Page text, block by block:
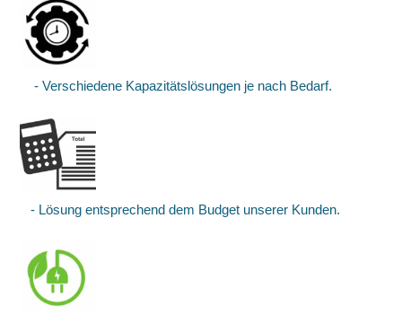
- Verschiedene Kapazitätslösungen je nach Bedarf.
- Lösung entsprechend dem Budget unserer Kunden.